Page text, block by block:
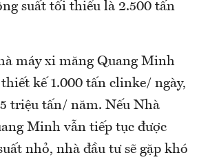
suất tối thiểu là 2.500 tấn
máy xi măng Quang Minh
kế 1.000 tấn clinke/ ngày,
triệu tấn/ năm. Nếu Nhà
Minh vẫn tiếp tục được
nhỏ, nhà đầu tư sẽ gặp khó